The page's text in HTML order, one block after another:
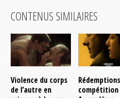
CONTENUS SIMILAIRES
Violence du corps
de l’autre en
compétition